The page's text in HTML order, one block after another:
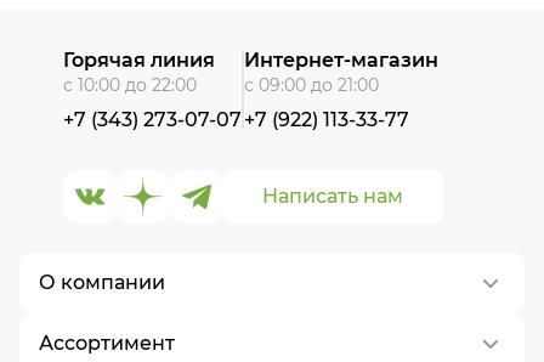
О компании
О нас
Ассортимент
Написать нам
Горячая линия
с 10:00 до 22:00
+7 (343) 273-07-07
Интернет-магазин
с 09:00 до 21:00
+7 (922) 113-33-77